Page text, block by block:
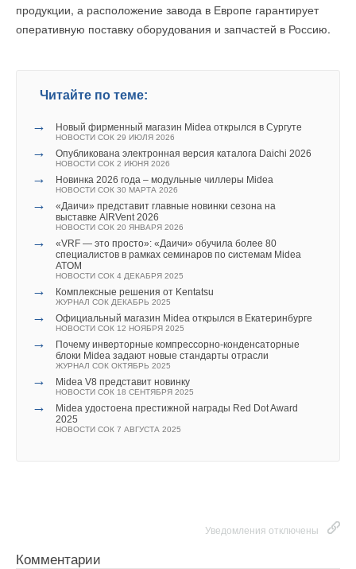
продукции, а расположение завода в Европе гарантирует
оперативную поставку оборудования и запчастей в Россию.
Читайте по теме:
→ Новый фирменный магазин Midea открылся в Сургуте
НОВОСТИ СОК 29 ИЮЛЯ 2026
→ Опубликована электронная версия каталога Daichi 2026
НОВОСТИ СОК 2 ИЮНЯ 2026
→ Новинка 2026 года – модульные чиллеры Midea
НОВОСТИ СОК 30 МАРТА 2026
→
«Даичи» представит главные новинки сезона на
выставке AIRVent 2026
НОВОСТИ СОК 20 ЯНВАРЯ 2026
→
«VRF — это просто»: «Даичи» обучила более 80
специалистов в рамках семинаров по системам Midea
ATOM
НОВОСТИ СОК 4 ДЕКАБРЯ 2025
→ Комплексные решения от Kentatsu
ЖУРНАЛ СОК ДЕКАБРЬ 2025
→ Официальный магазин Midea открылся в Екатеринбурге
НОВОСТИ СОК 12 НОЯБРЯ 2025
→
Почему инверторные компрессорно-конденсаторные
блоки Midea задают новые стандарты отрасли
ЖУРНАЛ СОК ОКТЯБРЬ 2025
→ Midea V8 представит новинку
НОВОСТИ СОК 18 СЕНТЯБРЯ 2025
→
Midea удостоена престижной награды Red Dot Award
2025
НОВОСТИ СОК 7 АВГУСТА 2025
Уведомления отключены
Комментарии
→ «Терморос»: путь к успеху длиною в 28 лет
НОВОСТИ СОК 17 ИЮЛЯ 2023
→ «Терморос» на BAXI Expo в Екатеринбурге
Комментарии
В этой теме еще нет комментариев
Добавить комментарий
Ваше имя *
Ваш E-mail *
Читайте по теме:
→
→
Midea и Keppel создадут модульные системы
→ Решения нового поколения MBT на выставке MCE 2026
НОВОСТИ СОК 3 АПРЕЛЯ 2026
→ Новинка 2026 года – модульные чиллеры Midea
НОВОСТИ СОК 30 МАРТА 2026
→
Мобильный кондиционер Midea PortaSplit вошёл в список
TIME Best Inventions of 2025
НОВОСТИ СОК 24 ЯНВАРЯ 2026
«Даичи» представит главные новинки сезона на
выставке AIRVent 2026
НОВОСТИ СОК 20 ЯНВАРЯ 2026
Российский учебный центр ГК «АЯК» признан лучшим в
мире
НОВОСТИ СОК 10 ДЕКАБРЯ 2025
→
«VRF — это просто»: «Даичи» обучила более 80
специалистов в рамках семинаров по системам Midea
ATOM
НОВОСТИ СОК 4 ДЕКАБРЯ 2025
→ Комплексные решения от Kentatsu
ЖУРНАЛ СОК ДЕКАБРЬ 2025
НОВОСТИ СОК 14 АВГУСТА 2014
Новые газовые накопительные водонагреватели BaltGaz
НОВОСТИ СОК 17 ИЮЛЯ 2014
Комментарии
В этой теме еще нет комментариев
Добавить комментарий
Ваше имя *
Ваш E-mail *